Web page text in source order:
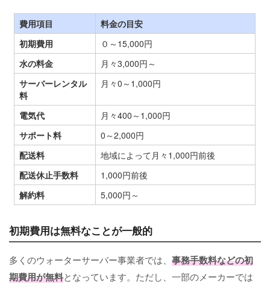
費用項目
料金の目安
初期費用
０～15,000円
水の料金
月々3,000円～
サーバーレンタル
料
月々0～1,000円
電気代
月々400～1,000円
サポート料
0～2,000円
配送料
地域によって月々1,000円前後
配送休止手数料
1,000円前後
解約料
5,000円～
初期費用は無料なことが一般的
多くのウォーターサーバー事業者では、 事務手数料などの初
期費用が無料となっています。ただし、一部のメーカーでは